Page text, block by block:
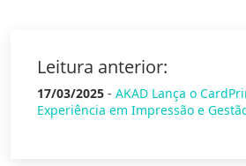
Leitura anterior:
17/03/2025 - AKAD Lança o
Experiência em Impressão e